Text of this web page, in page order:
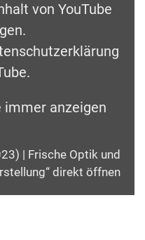
von YouTube
.
immer anzeigen
| Frische Optik und
direkt öffnen